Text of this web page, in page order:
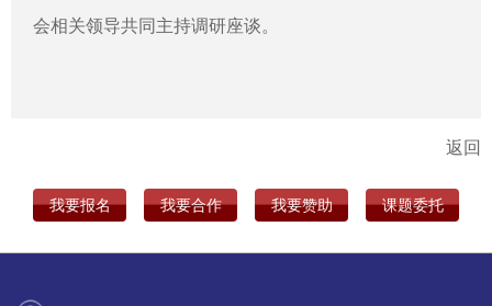
会相关领导共同主持调研座谈。
返回
我要报名 我要合作 我要赞助 课题委托